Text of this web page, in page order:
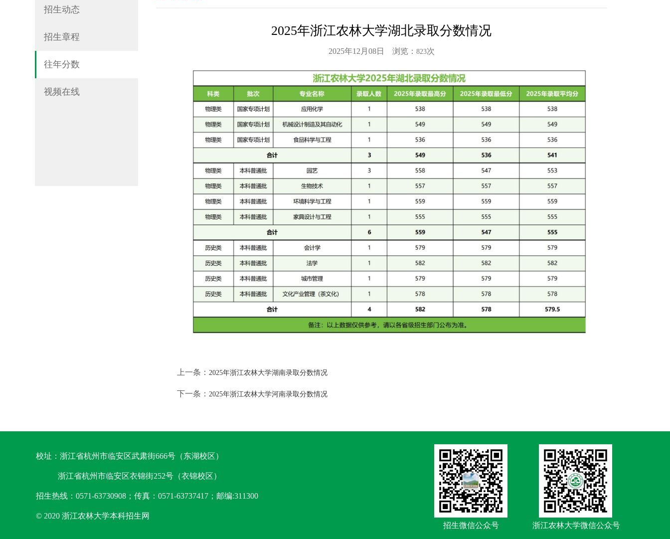
招生动态
招生章程
往年分数
视频在线
2025年浙江农林大学湖北录取分数情况
2025年12月08日 浏览： 823次
上一条： 2025年浙江农林大学湖南录取分数情况
下一条： 2025年浙江农林大学河南录取分数情况
校址：浙江省杭州市临安区武肃街666号（东湖校区）
浙江省杭州市临安区衣锦街252号（衣锦校区）
招生热线：0571-63730908；传真：0571-63737417；邮编:311300
© 2020 浙江农林大学本科招生网
招生微信公众号
浙江农林大学微信公众号